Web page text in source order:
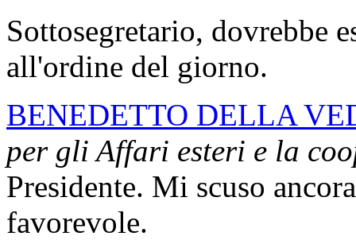
Sottosegretario, dovrebbe
all'ordine del giorno.
BENEDETTO DELLA
per gli Affari esteri e la
Presidente. Mi scuso
favorevole.